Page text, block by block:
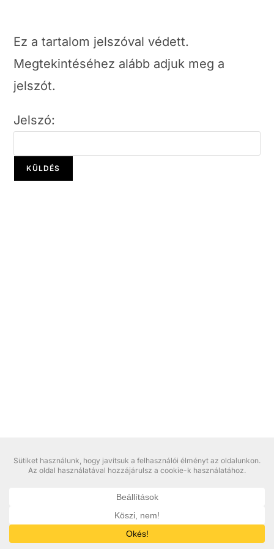
Ez a tartalom jelszóval védett.
Megtekintéséhez alább adjuk meg a
jelszót.
Jelszó: